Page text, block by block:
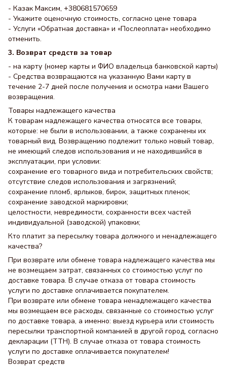
- Казак Максим, +380681570659
- Укажите оценочную стоимость, согласно цене товара
- Услуги «Обратная доставка» и «Послеоплата» необходимо
отменить.
3. Возврат средств за товар
- на карту (номер карты и ФИО владельца банковской карты)
- Средства возвращаются на указанную Вами карту в
течение 2-7 дней после получения и осмотра нами Вашего
возвращения.
Товары надлежащего качества
К товарам надлежащего качества относятся все товары,
которые: не были в использовании, а также сохранены их
товарный вид. Возвращению подлежит только новый товар,
не имеющий следов использования и не находившийся в
эксплуатации, при условии:
сохранение его товарного вида и потребительских свойств;
отсутствие следов использования и загрязнений;
сохранение пломб, ярлыков, бирок, защитных пленок;
сохранение заводской маркировки;
целостности, невредимости, сохранности всех частей
индивидуальной (заводской) упаковки;
Кто платит за пересылку товара должного и ненадлежащего
качества?
При возврате или обмене товара надлежащего качества мы
не возмещаем затрат, связанных со стоимостью услуг по
доставке товара. В случае отказа от товара стоимость
услуги по доставке оплачивается покупателем.
При возврате или обмене товара ненадлежащего качества
мы возмещаем все расходы, связанные со стоимостью услуг
по доставке товара, а именно: выезд курьера или стоимость
пересылки транспортной компанией в другой город, согласно
декларации (ТТН). В случае отказа от товара стоимость
услуги по доставке оплачивается покупателем!
Возврат средств